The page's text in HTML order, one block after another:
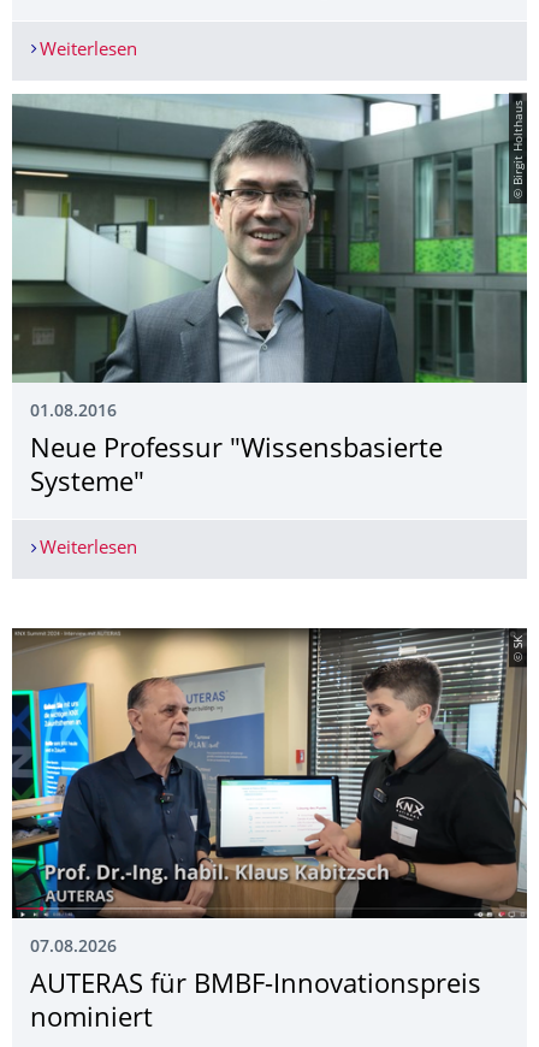
Weiterlesen
© Birgit Holthaus
01.08.2016
Neue Professur "Wissensbasierte
Systeme"
Weiterlesen
© SK
07.08.2026
AUTERAS für BMBF-Innovationspreis
nominiert